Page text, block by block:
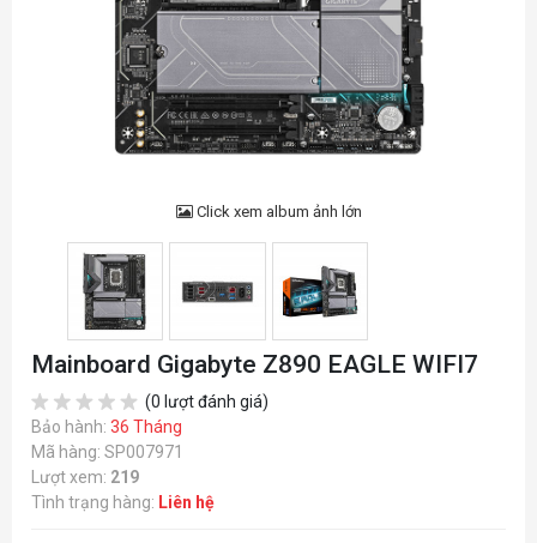
Click xem album ảnh lớn
Mainboard Gigabyte Z890 EAGLE WIFI7
(0 lượt đánh giá)
Bảo hành: 36 Tháng
Mã hàng: SP007971
Lượt xem: 219
Tình trạng hàng: Liên hệ